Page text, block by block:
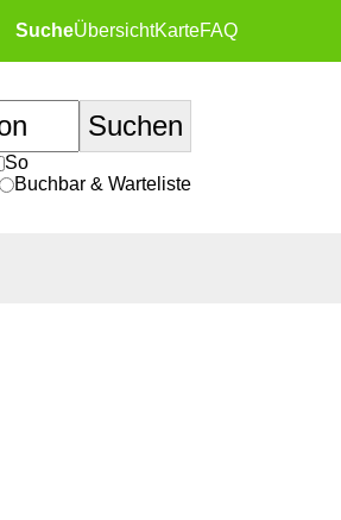
SucheÜbersichtKarteFAQ
So
Buchbar & Warteliste